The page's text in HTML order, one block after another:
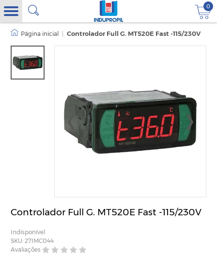
0
Controlador Full G. MT520E Fast -115/230V
Controlador Full G. MT520E Fast -115/230V
Indisponível
SKU: 27IMC044
Avaliações